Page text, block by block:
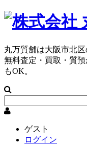
丸万質舗は大阪市北区
無料査定・買取・質
もOK。
ゲスト
ログイン